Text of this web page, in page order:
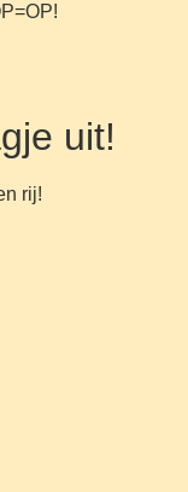
uit!
rij!